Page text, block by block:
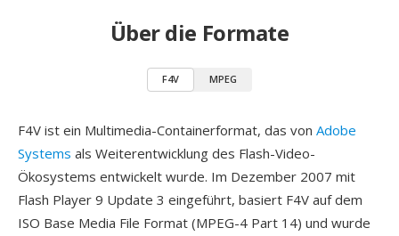
Über die Formate
F4V MPEG
F4V ist ein Multimedia-Containerformat, das von Adobe
Systems als Weiterentwicklung des Flash-Video-
Ökosystems entwickelt wurde. Im Dezember 2007 mit
Flash Player 9 Update 3 eingeführt, basiert F4V auf dem
ISO Base Media File Format (MPEG-4 Part 14) und wurde